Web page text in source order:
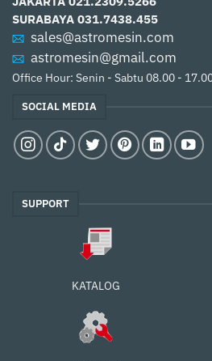
SURABAYA 031.7438.455
sales@astromesin.com
astromesin@gmail.com
Office Hour: Senin - Sabtu 08.00 -
SOCIAL MEDIA
SUPPORT
KATALOG